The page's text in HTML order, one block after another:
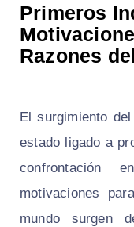
Primeros
Razones
El surgimiento
estado ligado a
confrontación
motivaciones
mundo surgen